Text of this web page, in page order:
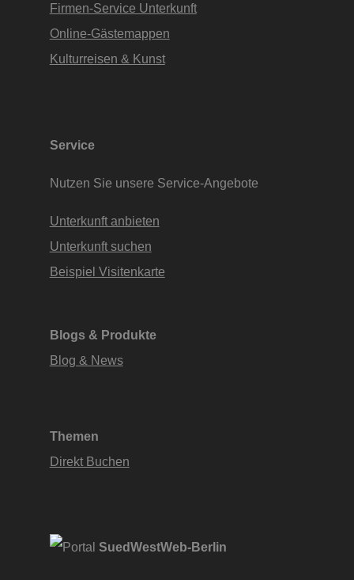
Firmen-Service Unterkunft
Online-Gästemappen
Kulturreisen & Kunst
Service
Nutzen Sie unsere Service-Angebote
Unterkunft anbieten
Unterkunft suchen
Beispiel Visitenkarte
Blogs & Produkte
Blog & News
Themen
Direkt Buchen
SuedWestWeb-Berlin